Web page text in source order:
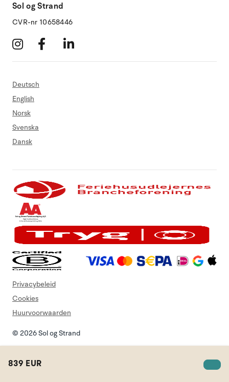
839 EUR
Sol og Strand
CVR-nr 10658446
Deutsch
English
Norsk
Svenska
Dansk
© 2026 Sol og Strand
Privacybeleid
Cookies
Huurvoorwaarden